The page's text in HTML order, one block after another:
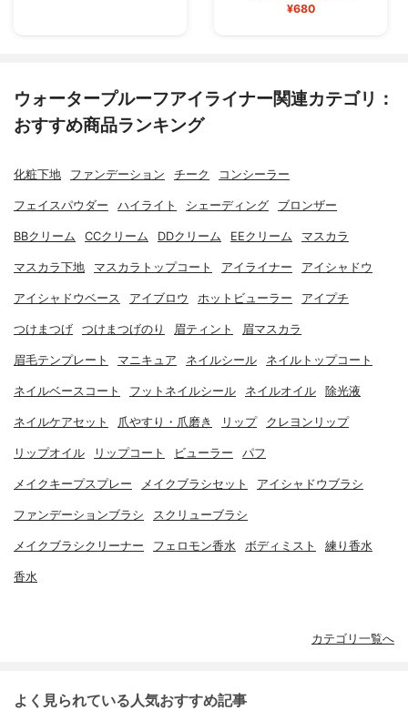
¥680
ウォータープルーフアイライナー関連カテゴリ：
おすすめ商品ランキング
化粧下地 ファンデーション チーク コンシーラー
フェイスパウダー ハイライト シェーディング ブロンザー
BBクリーム CCクリーム DDクリーム EEクリーム マスカラ
マスカラ下地 マスカラトップコート アイライナー アイシャドウ
アイシャドウベース アイブロウ ホットビューラー アイプチ
つけまつげ つけまつげのり 眉ティント 眉マスカラ
眉毛テンプレート マニキュア ネイルシール ネイルトップコート
ネイルベースコート フットネイルシール ネイルオイル 除光液
ネイルケアセット 爪やすり・爪磨き リップ クレヨンリップ
リップオイル リップコート ビューラー パフ
メイクキープスプレー メイクブラシセット アイシャドウブラシ
ファンデーションブラシ スクリューブラシ
メイクブラシクリーナー フェロモン香水 ボディミスト 練り香水
香水
カテゴリ一覧へ
よく見られている人気おすすめ記事